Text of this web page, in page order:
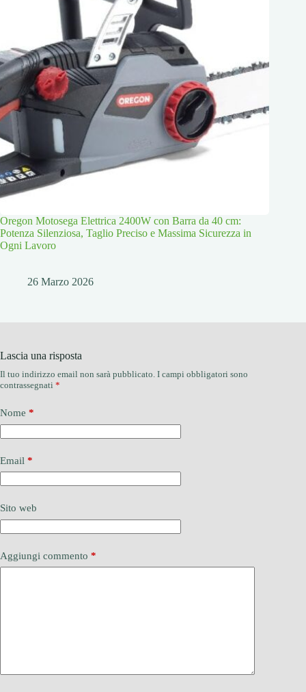
Oregon Motosega Elettrica 2400W con Barra da 40 cm:
Potenza Silenziosa, Taglio Preciso e Massima Sicurezza in
Ogni Lavoro
26 Marzo 2026
Lascia una risposta
Il tuo indirizzo email non sarà pubblicato. I campi obbligatori sono
contrassegnati *
Nome *
Email *
Sito web
Aggiungi commento *